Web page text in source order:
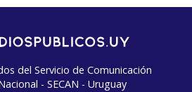
del Servicio de Comunicación
- SECAN - Uruguay